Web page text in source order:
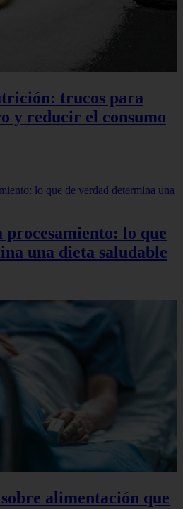
trucos para
y reducir el consumo
lo que
una dieta saludable
alimentación que